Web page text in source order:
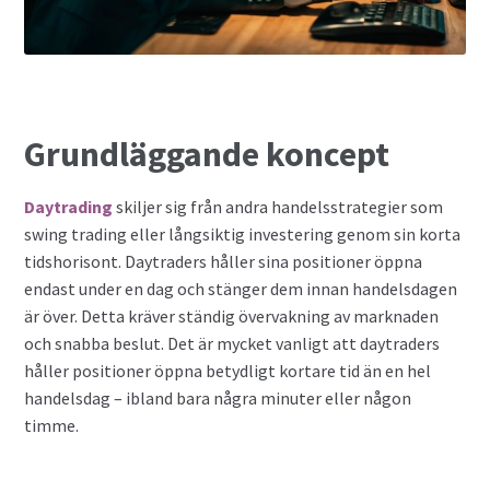
Samla ihop dina lån
SMS-lån
Spara i fonder
Undvik bedragare
Grundläggande koncept
Daytrading skiljer sig från andra handelsstrategier som
swing trading eller långsiktig investering genom sin korta
tidshorisont. Daytraders håller sina positioner öppna
endast under en dag och stänger dem innan handelsdagen
är över. Detta kräver ständig övervakning av marknaden
och snabba beslut. Det är mycket vanligt att daytraders
håller positioner öppna betydligt kortare tid än en hel
handelsdag – ibland bara några minuter eller någon
timme.